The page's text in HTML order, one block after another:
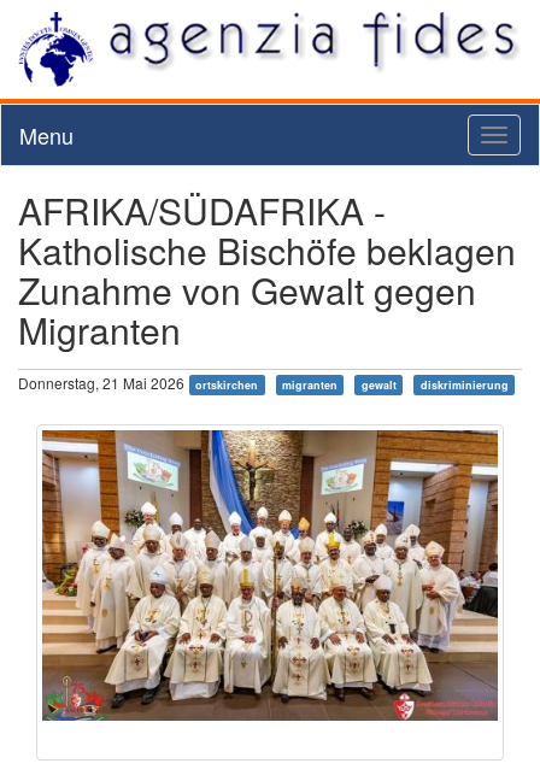
Menu
AFRIKA/SÜDAFRIKA -
Katholische Bischöfe beklagen
Zunahme von Gewalt gegen
Migranten
Donnerstag, 21 Mai 2026 ortskirchen migranten gewalt diskriminierung